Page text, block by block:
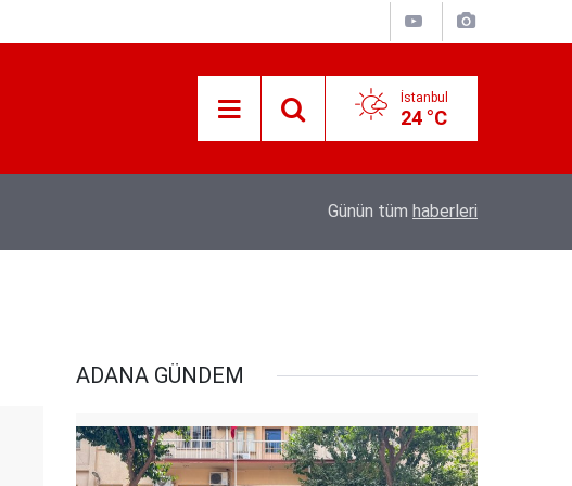
İstanbul
24 °C
Danişma Merkezini Ziyaret Etti
Günün tüm haberleri
ADANA GÜNDEM